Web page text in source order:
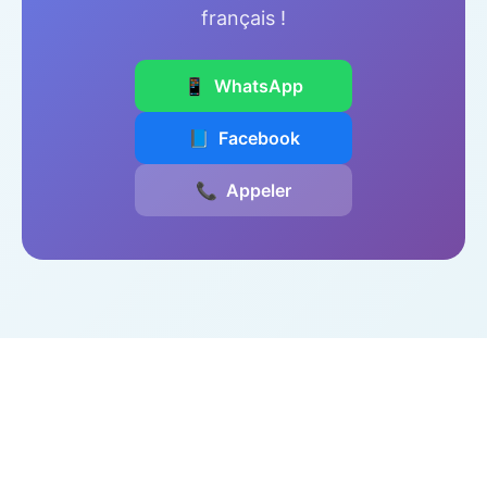
meilleurs prix
français !
📱 WhatsApp
📘 Facebook
📞 Appeler